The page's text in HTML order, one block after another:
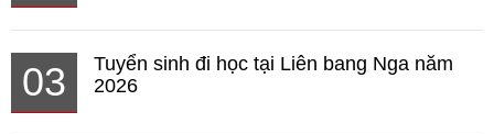
03
Tuyển sinh đi học tại Liên bang Nga năm
2026